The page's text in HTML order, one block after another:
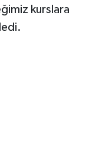
kurslara